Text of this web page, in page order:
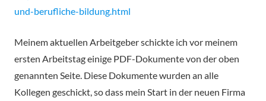
und-berufliche-bildung.html
Meinem aktuellen Arbeitgeber schickte ich vor meinem
ersten Arbeitstag einige PDF-Dokumente von der oben
genannten Seite. Diese Dokumente wurden an alle
Kollegen geschickt, so dass mein Start in der neuen Firma